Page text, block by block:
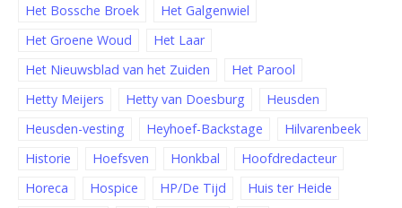
Het Bossche Broek
Het Galgenwiel
Het Groene Woud
Het Laar
Het Nieuwsblad van het Zuiden
Het Parool
Hetty Meijers
Hetty van Doesburg
Heusden
Heusden-vesting
Heyhoef-Backstage
Hilvarenbeek
Historie
Hoefsven Honkbal
Hoofdredacteur
Horeca
Hospice HP/De Tijd
Huis ter Heide